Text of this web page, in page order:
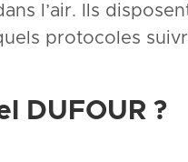
l’air. Ils
protocoles
DUFOUR ?